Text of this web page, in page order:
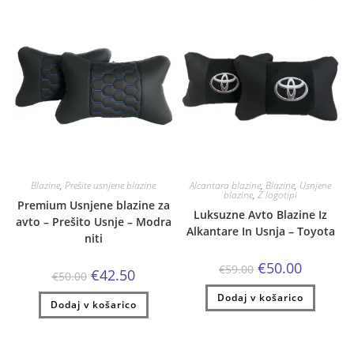
Blazine,Prešite usnjene blazine
Premium Usnjene blazine za
avto – Prešito Usnje – Modra
niti
€50.00 Izvirna
cena
je
bila:
€50.00.
€42.50Trenutna
cena
je:
€42.50.
Dodaj v košarico
Alcantara blazine,Blazine, Usnjene
blazine,Z logotipi
Luksuzne Avto Blazine Iz
Alkantare In Usnja – Toyota
€59.00 Izvirna
cena
je
bila:
€59.00.
€50.00Trenutna
je:
€50.00.
Dodaj v košarico